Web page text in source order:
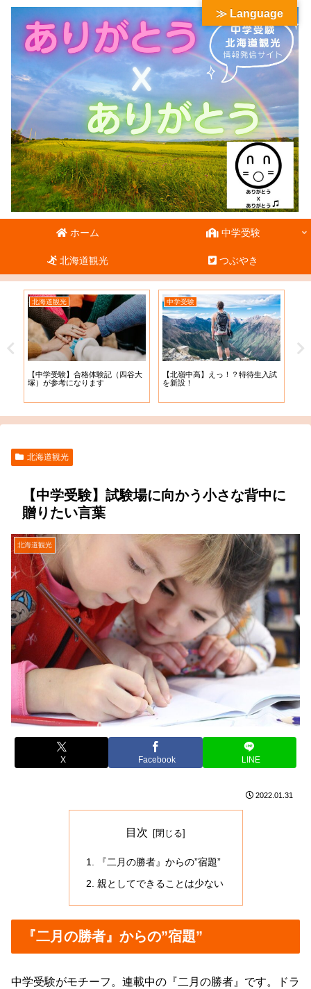
ホーム 中学受験
北海道観光 つぶやき
北海道観光
【中学受験】合格体験記（四谷大
塚）が参考になります
中学受験
【北嶺中高】えっ！？特待生入試
を新設！
北海道観光
【中学受験】試験場に向かう小さな背中に
贈りたい言葉
北海道観光
X Facebook LINE
2022.01.31
目次
『二月の勝者』からの”宿題”
親としてできることは少ない
『二月の勝者』からの”宿題”
中学受験がモチーフ。連載中の『二月の勝者』です。ドラ
≫ Language